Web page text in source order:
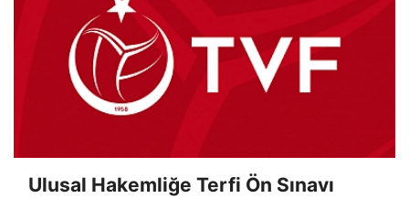
Ulusal Hakemliğe Terfi Ön Sınavı